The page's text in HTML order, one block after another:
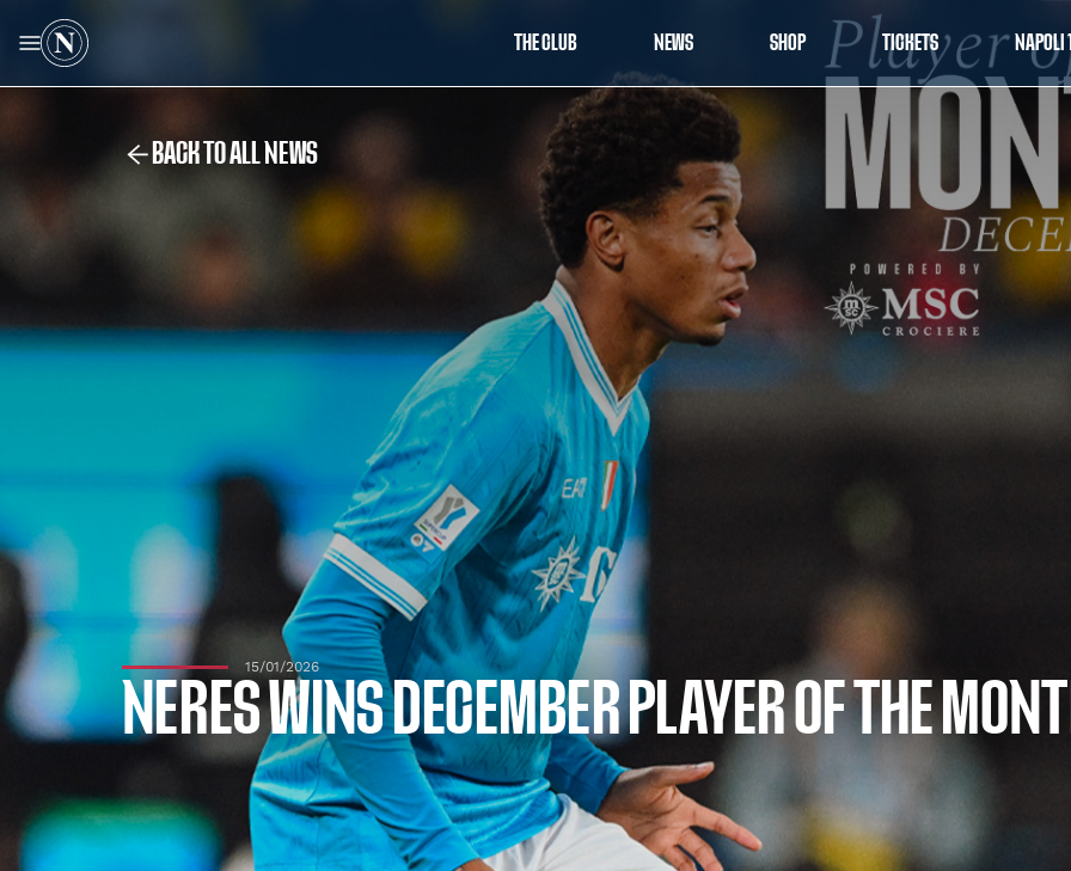
THE CLUB NEWS SHOP TICKETS NAPOLI
BACK TO ALL NEWS
15/01/2026
NERES WINS DECEMBER PLAYER OF THE